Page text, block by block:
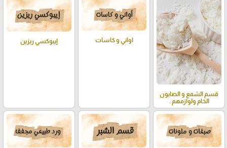
قسم الشمع و الصابون
الخام ولوازمهم .
اواني و كاسات إيبوكسي ريزين